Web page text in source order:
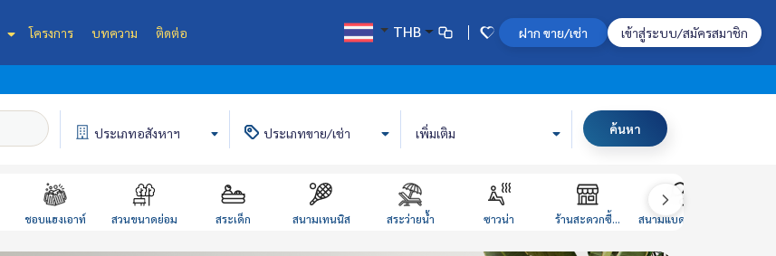
โครงการ บทความ ติดต่อ THB ฝาก ขาย/เช่า เข้าสู่ระบบ/สมัครสมาชิก
ประเภทอสังหาฯ ประเภทขาย/เช่า เพิ่มเติม ค้นหา
ชอบแฮงเอาท์ สวนขนาดย่อม สระเด็ก สนามเทนนิส สระว่ายน้ำ ซาวน่า ร้านสะดวกซื้... สนามแบดมินตั...